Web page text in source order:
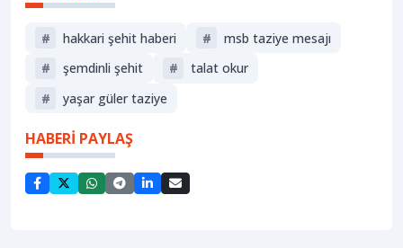
# hakkari şehit haberi #
msb taziye mesajı
#
şemdinli şehit #
talat okur
#
yaşar güler taziye
HABERİ PAYLAŞ